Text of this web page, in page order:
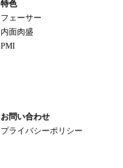
特色
フェーサー
内面肉盛
PMI
お問い合わせ
プライバシーポリシー